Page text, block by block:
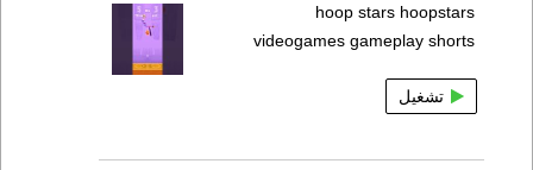
hoop stars hoopstars
videogames gameplay shorts
تشغيل